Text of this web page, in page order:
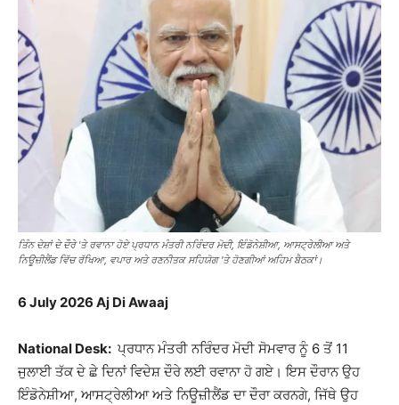
ਤਿੰਨ ਦੇਸ਼ਾਂ ਦੇ ਦੌਰੇ 'ਤੇ ਰਵਾਨਾ ਹੋਏ ਪ੍ਰਧਾਨ ਮੰਤਰੀ ਨਰਿੰਦਰ ਮੋਦੀ, ਇੰਡੋਨੇਸ਼ੀਆ, ਆਸਟ੍ਰੇਲੀਆ ਅਤੇ
ਨਿਊਜ਼ੀਲੈਂਡ ਵਿੱਚ ਰੱਖਿਆ, ਵਪਾਰ ਅਤੇ ਰਣਨੀਤਕ ਸਹਿਯੋਗ 'ਤੇ ਹੋਣਗੀਆਂ ਅਹਿਮ ਬੈਠਕਾਂ।
6 July 2026 Aj Di Awaaj
National Desk: ਪ੍ਰਧਾਨ ਮੰਤਰੀ ਨਰਿੰਦਰ ਮੋਦੀ ਸੋਮਵਾਰ ਨੂੰ 6 ਤੋਂ 11
ਜੁਲਾਈ ਤੱਕ ਦੇ ਛੇ ਦਿਨਾਂ ਵਿਦੇਸ਼ ਦੌਰੇ ਲਈ ਰਵਾਨਾ ਹੋ ਗਏ। ਇਸ ਦੌਰਾਨ ਉਹ
ਇੰਡੋਨੇਸ਼ੀਆ, ਆਸਟ੍ਰੇਲੀਆ ਅਤੇ ਨਿਊਜ਼ੀਲੈਂਡ ਦਾ ਦੌਰਾ ਕਰਨਗੇ, ਜਿੱਥੇ ਉਹ